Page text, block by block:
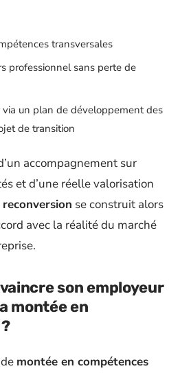
transversales
professionnel sans perte de
via un plan de développement des
de transition
accompagnement sur
et d’une réelle valorisation
reconversion se construit alors
avec la réalité du marché
son employeur
montée en
montée en compétences